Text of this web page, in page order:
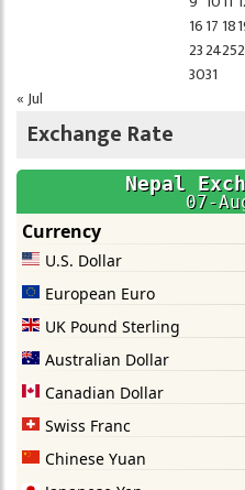
1617 18
232425
3031
« Jul
Exchange Rate